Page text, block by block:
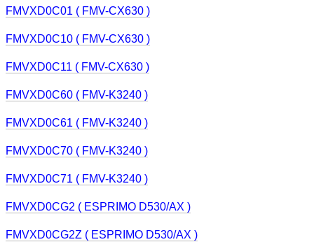
FMVXD0C01 ( FMV-CX630 )
FMVXD0C10 ( FMV-CX630 )
FMVXD0C11 ( FMV-CX630 )
FMVXD0C60 ( FMV-K3240 )
FMVXD0C61 ( FMV-K3240 )
FMVXD0C70 ( FMV-K3240 )
FMVXD0C71 ( FMV-K3240 )
FMVXD0CG2 ( ESPRIMO D530/AX )
FMVXD0CG2Z ( ESPRIMO D530/AX )